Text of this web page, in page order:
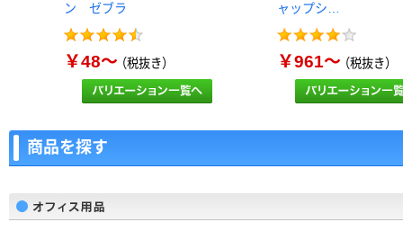
ン ゼブラ
￥48～（税抜き）
ャップシ…
￥961～（税抜き）
商品を探す